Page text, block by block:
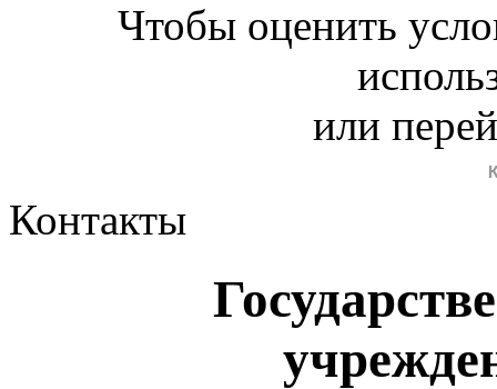
Чтобы оценить
или
Контакты